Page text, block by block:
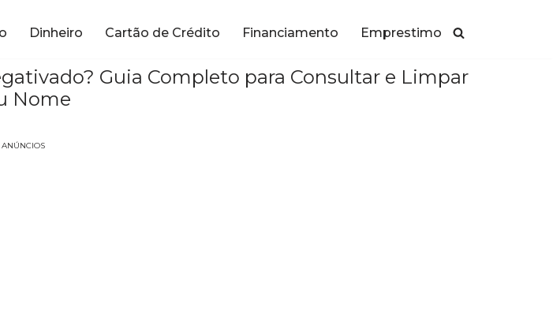
Dinheiro Cartão de Crédito Financiamento Emprestimo
Guia Completo para Consultar e Limpar
Nome
ANÚNCIOS